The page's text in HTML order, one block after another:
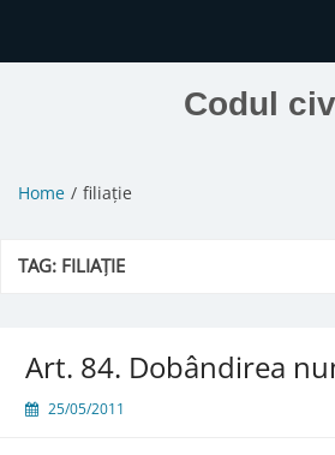
Codul
Home filiație
TAG: FILIAȚIE
Art. 84. Dobândirea
25/05/2011